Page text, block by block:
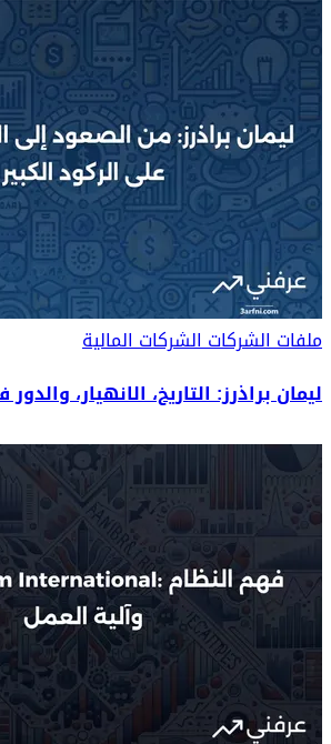
ملفات الشركاتالشركات المالية
ليمان براذرز: التاريخ، الانهيار،